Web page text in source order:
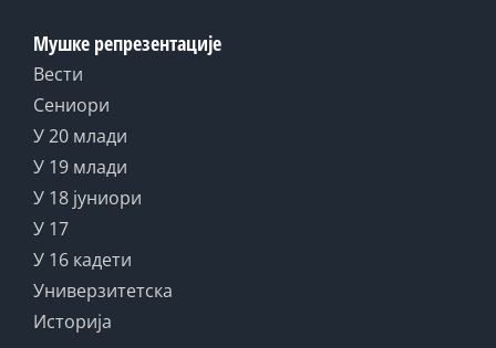
Мушке репрезентације
Вести
Сениори
У 20 млади
У 19 млади
У 18 јуниори
У 17
У 16 кадети
Универзитетска
Историја